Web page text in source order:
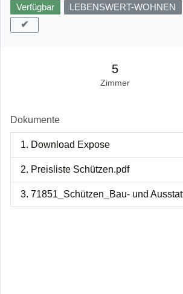
Verfügbar LEBENSWERT-WOHNEN
✔
5
Zimmer
Dokumente
1. Download Expose
2. Preisliste Schützen.pdf
3. 71851_Schützen_Bau- und